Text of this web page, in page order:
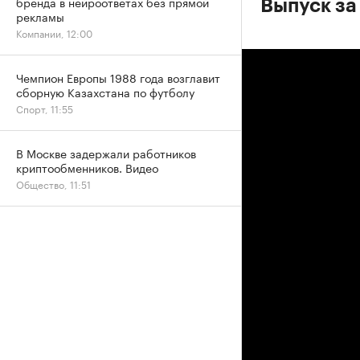
Выпуск
рекламы
Компании, 12:00
Чемпион Европы 1988 года возглавит
сборную Казахстана по футболу
Спорт, 11:55
В Москве задержали работников
криптообменников. Видео
Общество, 11:51